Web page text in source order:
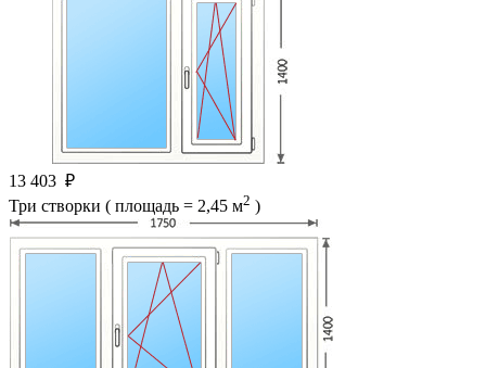
13 403 ₽
Три створки ( площадь = 2,45 м2 )